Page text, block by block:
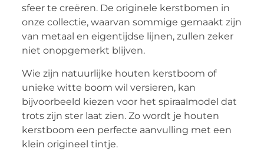
sfeer te creëren. De originele kerstbomen in
onze collectie, waarvan sommige gemaakt zijn
van metaal en eigentijdse lijnen, zullen zeker
niet onopgemerkt blijven.
Wie zijn natuurlijke houten kerstboom of
unieke witte boom wil versieren, kan
bijvoorbeeld kiezen voor het spiraalmodel dat
trots zijn ster laat zien. Zo wordt je houten
kerstboom een perfecte aanvulling met een
klein origineel tintje.